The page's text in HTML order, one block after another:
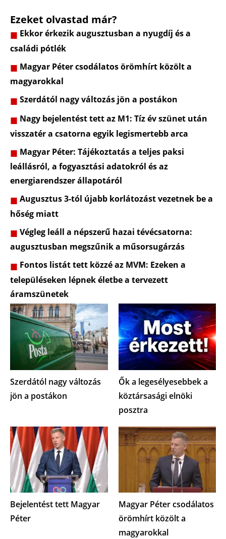
Ezeket olvastad már?
Ekkor érkezik augusztusban a nyugdíj és a
családi pótlék
Magyar Péter csodálatos örömhírt közölt a
magyarokkal
Szerdától nagy változás jön a postákon
Nagy bejelentést tett az M1: Tíz év szünet után
visszatér a csatorna egyik legismertebb arca
Magyar Péter: Tájékoztatás a teljes paksi
leállásról, a fogyasztási adatokról és az
energiarendszer állapotáról
Augusztus 3-tól újabb korlátozást vezetnek be a
hőség miatt
Végleg leáll a népszerű hazai tévécsatorna:
augusztusban megszűnik a műsorsugárzás
Fontos listát tett közzé az MVM: Ezeken a
településeken lépnek életbe a tervezett
áramszünetek
Szerdától nagy változás
jön a postákon
Ők a legesélyesebbek a
köztársasági elnöki
posztra
Bejelentést tett Magyar
Péter
Magyar Péter csodálatos
örömhírt közölt a
magyarokkal